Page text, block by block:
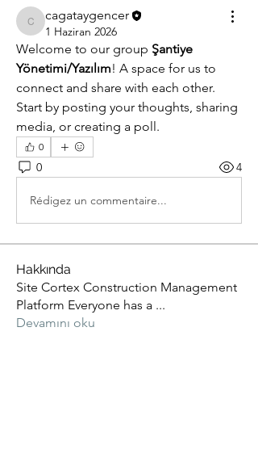
cagataygencer
cagataygencer
1 Haziran 2026
Welcome to our group Şantiye
Yönetimi/Yazılım! A space for us to
connect and share with each other.
Start by posting your thoughts, sharing
media, or creating a poll.
0
0 4
Rédigez un commentaire...
Hakkında
Site Cortex Construction Management
Platform Everyone has a ...
Devamını oku